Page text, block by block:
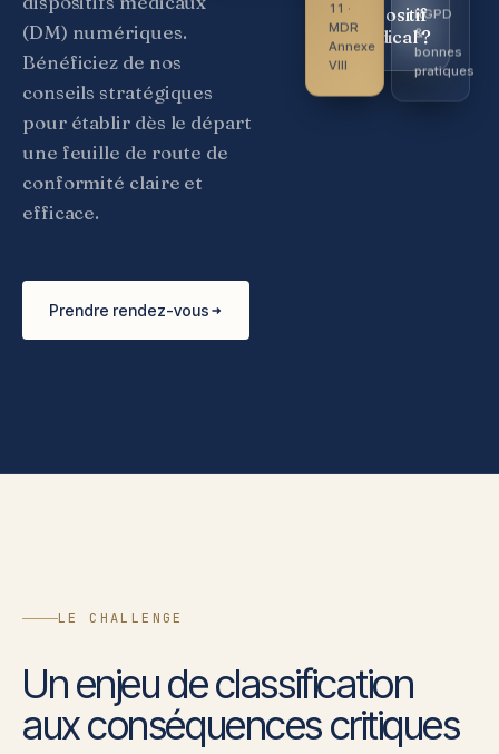
(DM) numériques.
Bénéficiez de nos
conseils stratégiques
pour établir dès le départ
une feuille de route de
conformité claire et
efficace.
Prendre rendez-vous
dispositif
médical ?
11 ·
MDR
Annexe
VIII
RGPD
&
bonnes
pratiques
LE CHALLENGE
Un enjeu de classification
aux conséquences critiques